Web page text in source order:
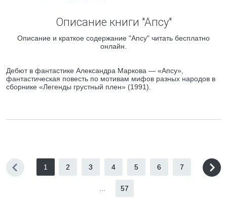
Описание книги "Апсу"
Описание и краткое содержание "Апсу" читать бесплатно
онлайн.
Дебют в фантастике Александра Маркова — «Апсу»,
фантастическая повесть по мотивам мифов разных народов в
сборнике «Легенды грустный плен» (1991).
1 2 3 4 5 6 7
57